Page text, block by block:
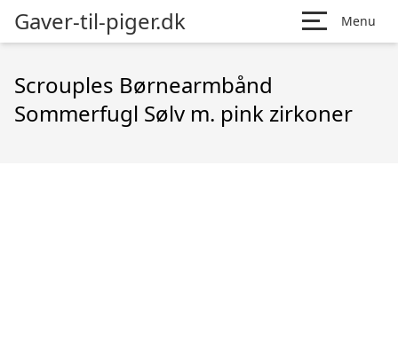
Gaver-til-piger.dk Menu
Scrouples Børnearmbånd
Sommerfugl Sølv m. pink zirkoner